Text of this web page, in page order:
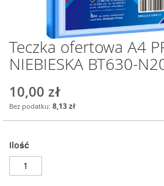
Przejdź
na
początek
Teczka ofertowa A4
NIEBIESKA BT630-
10,00 zł
8,13 zł
Ilość